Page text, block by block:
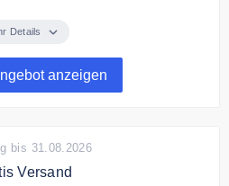
CBD Produkte zum
Details
anzeigen
bis 31.08.2026
Versand